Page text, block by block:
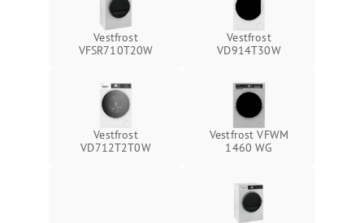
Vestfrost
VFSR710T20W
Vestfrost
VD914T30W
Vestfrost
VD712T2T0W
Vestfrost VFWM
1460 WG